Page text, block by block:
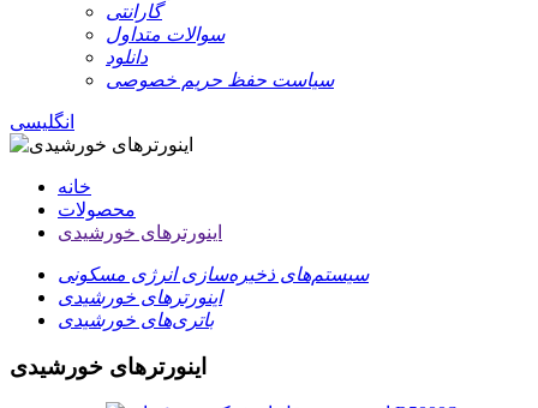
گارانتی
سوالات متداول
دانلود
سیاست حفظ حریم خصوصی
انگلیسی
خانه
محصولات
اینورترهای خورشیدی
سیستم‌های ذخیره‌سازی انرژی مسکونی
اینورترهای خورشیدی
باتری‌های خورشیدی
اینورترهای خورشیدی